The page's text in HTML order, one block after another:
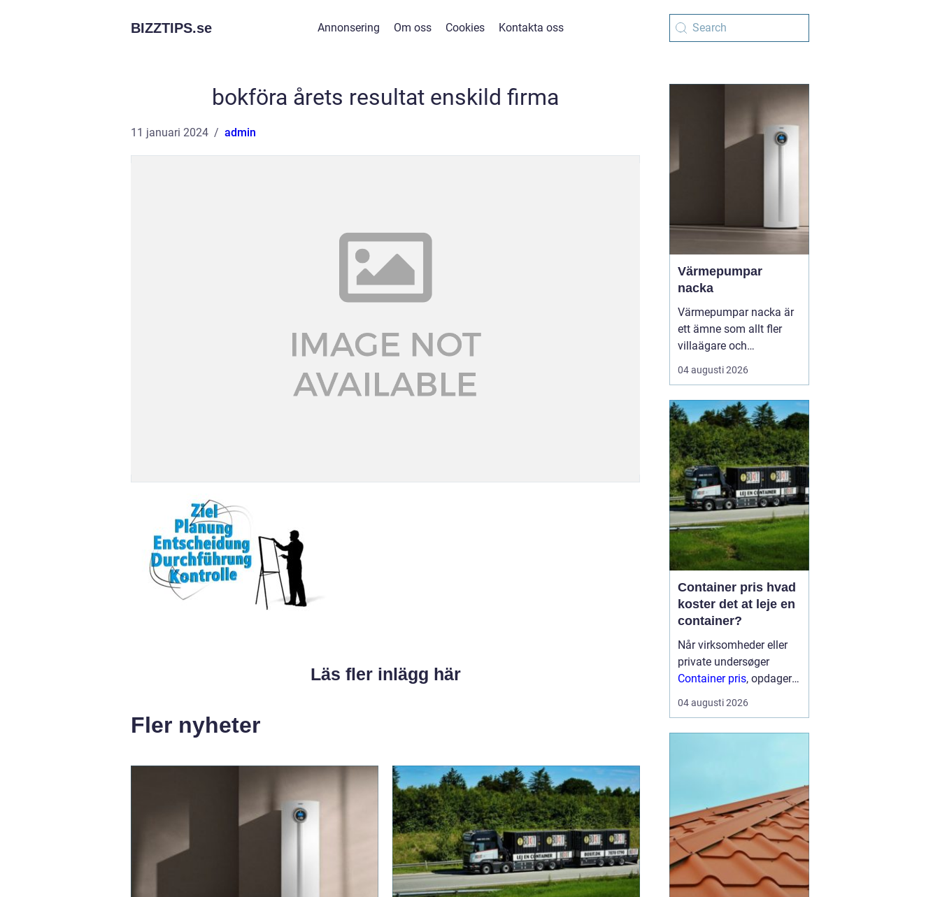
BIZZTIPS.se Annonsering Om oss Cookies Kontakta oss
bokföra årets resultat enskild firma
11 januari 2024 admin
Läs fler inlägg här
Fler nyheter
Värmepumpar
nacka
Värmepumpar nacka är
ett ämne som allt fler
villaägare och
bostadsrättsföreningar
intresserar sig för när
och klimatfrågan blir
mer påtaglig. I nacka
finns många hus med
olika förutsättningar,
från äldre villor med
direktverk...
04 augusti 2026
Container pris hvad
koster det at leje en
container?
Når virksomheder eller
private undersøger
Container pris, opdager
mange hurtigt, at der
ikke findes én fast pris.
04 augusti 2026